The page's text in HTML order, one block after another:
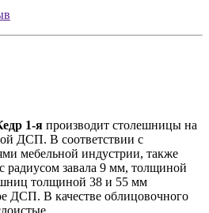
1-я производит столешницы на
ДСП. В соответствии с
мебельной индустрии, также
радиусом завала 9 мм, толщиной
толщиной 38 и 55 мм
ДСП. В качестве облицовочного